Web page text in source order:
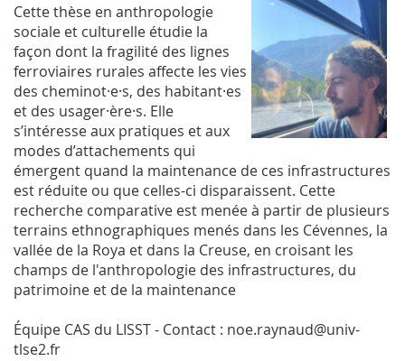
Cette thèse en anthropologie
sociale et culturelle étudie la
façon dont la fragilité des lignes
ferroviaires rurales affecte les vies
des cheminot·e·s, des habitant·es
et des usager·ère·s. Elle
s’intéresse aux pratiques et aux
modes d’attachements qui
émergent quand la maintenance de ces infrastructures
est réduite ou que celles-ci disparaissent. Cette
recherche comparative est menée à partir de plusieurs
terrains ethnographiques menés dans les Cévennes, la
vallée de la Roya et dans la Creuse, en croisant les
champs de l'anthropologie des infrastructures, du
patrimoine et de la maintenance
Équipe CAS du LISST - Contact : noe.raynaud@univ-
tlse2.fr